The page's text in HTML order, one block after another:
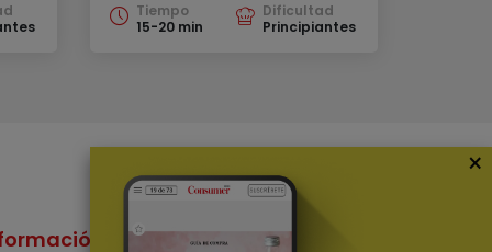
Tiempo
15-20 min
Dificultad
Principiantes
Nuestras Apps
×